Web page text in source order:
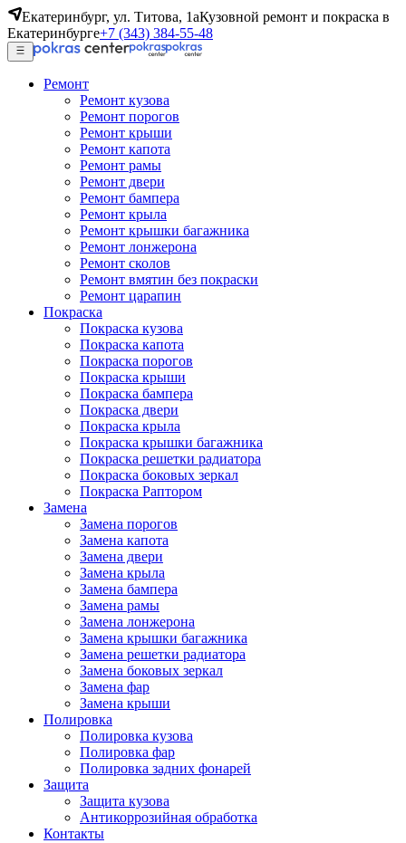
Екатеринбург, ул. Титова, 1аКузовной ремонт и покраска в
Екатеринбурге+7 (343) 384-55-48
Ремонт
Ремонт кузова
Ремонт порогов
Ремонт крыши
Ремонт капота
Ремонт рамы
Ремонт двери
Ремонт бампера
Ремонт крыла
Ремонт крышки багажника
Ремонт лонжерона
Ремонт сколов
Ремонт вмятин без покраски
Ремонт царапин
Покраска
Покраска кузова
Покраска капота
Покраска порогов
Покраска крыши
Покраска бампера
Покраска двери
Покраска крыла
Покраска крышки багажника
Покраска решетки радиатора
Покраска боковых зеркал
Покраска Раптором
Замена
Замена порогов
Замена капота
Замена двери
Замена крыла
Замена бампера
Замена рамы
Замена лонжерона
Замена крышки багажника
Замена решетки радиатора
Замена боковых зеркал
Замена фар
Замена крыши
Полировка
Полировка кузова
Полировка фар
Полировка задних фонарей
Защита
Защита кузова
Антикоррозийная обработка
Контакты